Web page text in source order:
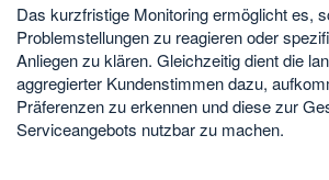
Das kurzfristige Monitoring ermöglicht es,
Problemstellungen zu reagieren oder
Anliegen zu klären. Gleichzeitig dient die
aggregierter Kundenstimmen dazu,
Präferenzen zu erkennen und diese zur
Serviceangebots nutzbar zu machen.